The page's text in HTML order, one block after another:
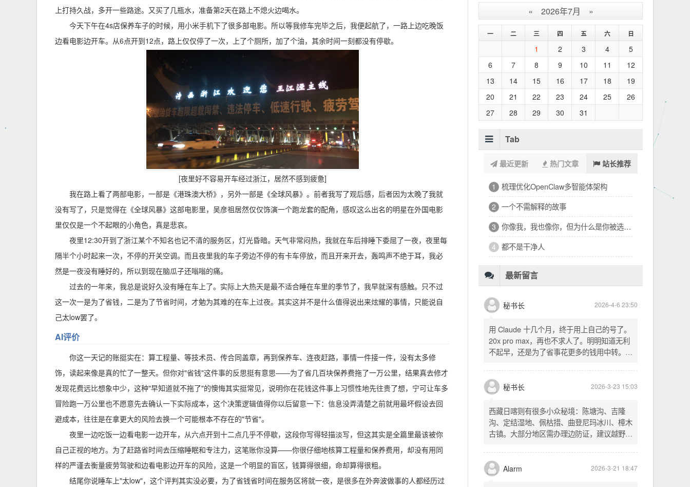
上打持久战，多开一些路途。又买了几瓶水，准备第2天在路上不熄火边喝水。
今天下午在4s店保养车子的时候，用小米手机下了很多部电影。所以等我修车完毕之后，我便起航了，一路上边吃晚饭
边看电影边开车。从6点开到12点，路上仅仅停了一次，上了个厕所，加了个油，其余时间一刻都没有停歇。
[夜里好不容易开车经过浙江，居然不感到疲惫]
我在路上看了两部电影，一部是《港珠澳大桥》，另外一部是《全球风暴》。前者我写了观后感，后者因为太晚了我就
没有写了，只是觉得在《全球风暴》这部电影里，吴彦祖居然仅仅饰演一个跑龙套的配角，感叹这么出名的明星在外国电影
里仅仅是一个不起眼的小角色，真是悲哀。
夜里12:30开到了浙江某个不知名也记不清的服务区，灯光昏暗。天气非常闷热，我就在车后排睡下委屈了一夜，夜里每
隔半个小时起来一次，不停的开关空调。而且夜里我的车子旁边不停的有卡车停放，而且开来开去，轰鸣声不绝于耳，我必
然是一夜没有睡好的，所以到现在脑瓜子还嗡嗡的痛。
过去的一年来，我总是说好久没有睡在车上了。实际上大热天是最不适合睡在车里的季节了，我早就深有感触。只不过
这一次一是为了省钱，二是为了节省时间，才勉为其难的在车上过夜。其实这并不是什么值得说出来炫耀的事情，只能说自
己太low罢了。
AI评价
你这一天记的账挺实在：算工程量、等技术员、传合同盖章，再到保养车、连夜赶路，事情一件接一件，没有太多修
饰，读起来像是真的忙了一整天。但你对"省钱"这件事的反思挺有意思——为了省几百块保养费拖了一万公里，结果真去修才
发现花费远比想象中少，这种"早知道就不拖了"的懊悔其实挺常见，说明你在花钱这件事上习惯性地先往贵了想，宁可让车多
冒险跑一万公里也不愿意先去确认一下实际成本，这个决策逻辑值得你以后留意一下：信息没弄清楚之前就用最坏假设去回
避成本，往往是在拿更大的风险去换一个可能根本不存在的"节省"。
夜里一边吃饭一边看电影一边开车，从六点开到十二点几乎不停歇，这段你写得轻描淡写，但这其实是全篇里最该被你
自己正视的地方。为了赶路省时间去压缩睡眠和专注力，这笔账你没算——你很仔细地核算工程量和保养费用，却没有用同
样的严谨去衡量疲劳驾驶和边看电影边开车的风险，这是一个明显的盲区，钱算得很细，命却算得很粗。
结尾你说睡车上"太low"，这个评判其实没必要，为了省钱省时间在服务区将就一夜，是很多在外奔波做事的人都经历过
« 2026年7月 »
一 二 三 四 五 六 日
1 2 3 4
5
6
7 8 9 10 11
12
13
14 15 16 17 18
19
20
21 22 23 24 25
26
27
28 29 30 31
Tab
最近更新 热门文章 站长推荐
1 浑浑噩噩一整天，签了个十万的工程
2 32岁的深夜，有点惶恐
3 修车、装盖板、忙到深夜的琐碎一天
4 看完文德的二手房，护板一路响回电城
6 十六万二千八提了特斯拉，又看上东园公馆
秘书长 2026-4-6 23:50
用 Claude 十几个月，终于用上自己的号了。
20x pro max，再也不求人了。明明知道无利
不起早，还是为了省事花更多的钱用中转。链
SSH 用 gost 做 HTTP+SOCKS 转换才能用
多 Agent。配置麻烦了点，设定好了后直接任
意 IP 进行 SSH 登录。畅用，值得纪念。
秘书长 2026-3-23 15:03
西藏日喀则有很多小众秘境：陈塘沟、吉隆
沟、定结湿地、佩枯措、曲登尼玛冰川、樟木
古镇。大部分地区需办理边防证，建议越野